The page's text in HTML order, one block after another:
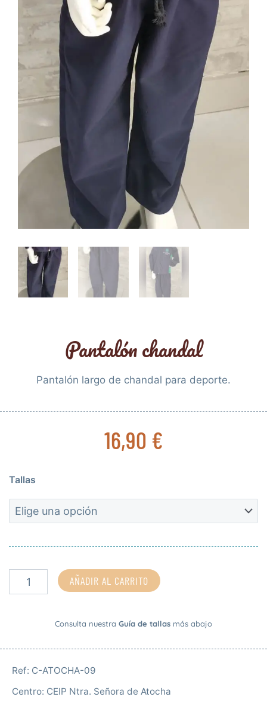
Pantalón chandal
Pantalón largo de chandal para deporte.
16,90 €
Tallas
Pantalón
chandal
cantidad
AÑADIR AL CARRITO
Consulta nuestra Guía de tallas más abajo
Ref: C-ATOCHA-09
Centro: CEIP Ntra. Señora de Atocha